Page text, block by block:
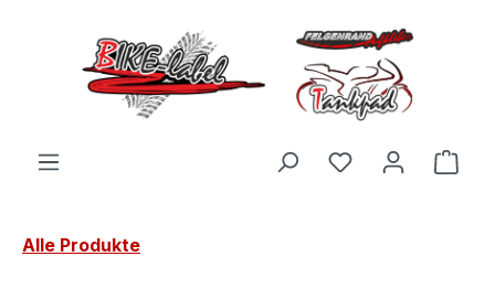
Zum Hauptinhalt springen
Du hast 0
Alle Produkte